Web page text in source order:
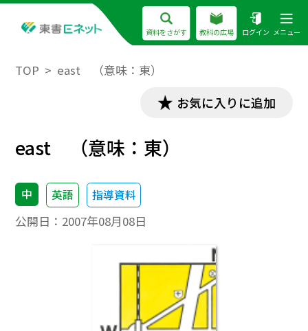
資料をさがす 教科の広場 ログイン メニュー
TOP east （意味：東）
お気に入りに追加
east （意味：東）
中 英語 指導資料
公開日： 2007年08月08日